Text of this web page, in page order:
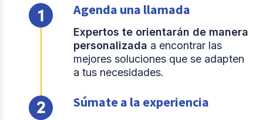
Agenda una llamada
Expertos te orientarán de manera
personalizada a encontrar las
mejores soluciones que se adapten
a tus necesidades.
Súmate a la experiencia